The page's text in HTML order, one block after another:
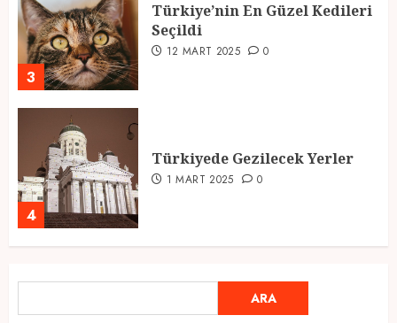
3
Türkiye’nin En Güzel Kedileri
Seçildi
12 MART 2025 0
4
Türkiyede Gezilecek Yerler
1 MART 2025 0
Ramazan Ayı 2025: Manevi
Atmosfer ve Özel Hazırlıklar
ARA